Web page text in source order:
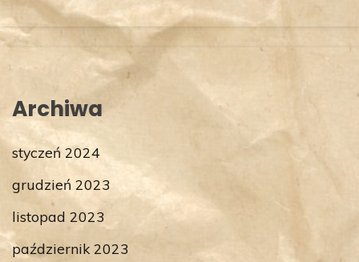
Archiwa
styczeń 2024
grudzień 2023
listopad 2023
październik 2023